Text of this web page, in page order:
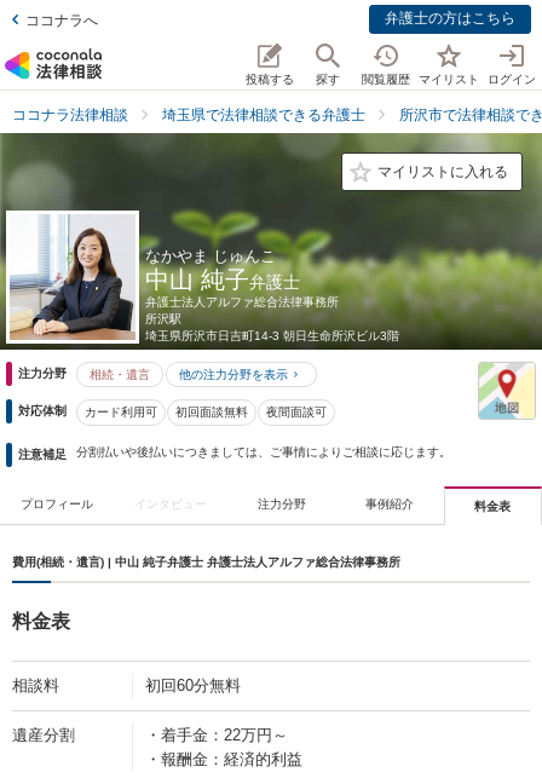
ココナラへ 弁護士の方はこちら
投稿する 探す 閲覧履歴 マイリスト ログイン
ココナラ法律相談 埼玉県で法律相談できる弁護士 所沢市で法律相談で
マイリストに入れる
なかやま じゅんこ
中山 純子弁護士
弁護士法人アルファ総合法律事務所
所沢駅
埼玉県所沢市日吉町14-3 朝日生命所沢ビル3階
注力分野 相続・遺言 他の注力分野を表示
対応体制 カード利用可 初回面談無料 夜間面談可
注意補足 分割払いや後払いにつきましては、ご事情によりご相談に応じます。
プロフィール インタビュー 注力分野 事例紹介 料金表
費用(相続・遺言) | 中山 純子弁護士 弁護士法人アルファ総合法律事務所
料金表
相談料 初回60分無料
遺産分割
・着手金：22万円～
・報酬金：経済的利益